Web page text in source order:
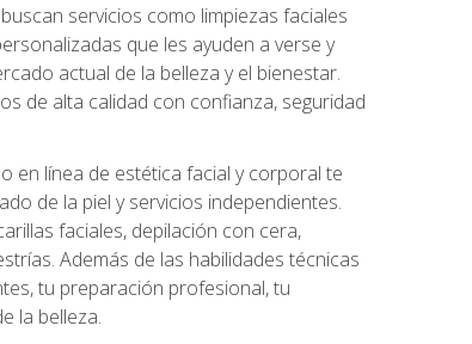
servicios como limpiezas faciales
que les ayuden a verse y
actual de la belleza y el bienestar.
de alta calidad con confianza, seguridad
en línea de estética facial y corporal te
de la piel y servicios independientes.
faciales, depilación con cera,
Además de las habilidades técnicas
tu preparación profesional, tu
la belleza.